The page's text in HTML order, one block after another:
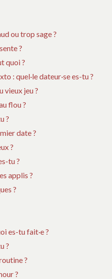
ou trop sage ?
?
quoi ?
: quel·le dateur·se es-tu ?
vieux jeu ?
flou ?
?
date ?
?
tu ?
applis ?
?
es-tu fait·e ?
?
?
?